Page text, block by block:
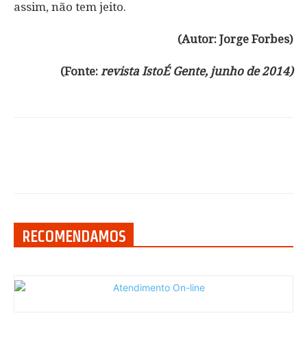
assim, não tem jeito.
(Autor: Jorge Forbes)
(Fonte: revista IstoÉ Gente, junho de 2014)
RECOMENDAMOS